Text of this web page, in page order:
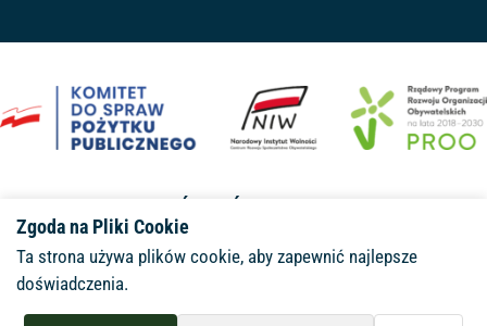
SFINANSOWANO ZE ŚRODKÓW NARODOWEGO INSTYTUTU
WOLNOŚCI – CENTRUM
OBYWATELSKIEGOW RAMACH RZĄDOWEGO PROGRAMU
ROZWOJU ORGANIZACJI OBYWATELSKICH NA LATA 2018–2030
PROO
Zgoda na Pliki Cookie
Ta strona używa plików cookie, aby zapewnić najlepsze
doświadczenia.